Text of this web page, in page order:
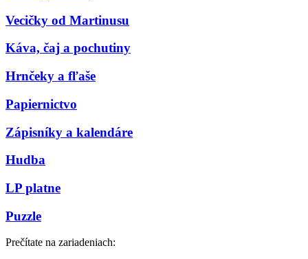
Vecičky od Martinusu
Káva, čaj a pochutiny
Hrnčeky a fľaše
Papiernictvo
Zápisníky a kalendáre
Hudba
LP platne
Puzzle
Prečítate na zariadeniach: